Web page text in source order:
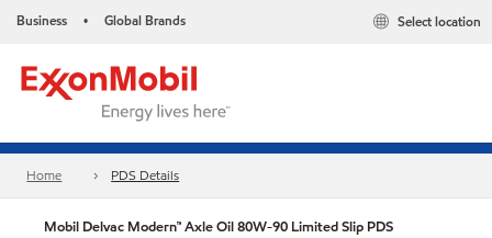
Business • Global Brands Select location
Home PDS Details
Mobil Delvac Modern™ Axle Oil 80W-90 Limited Slip PDS